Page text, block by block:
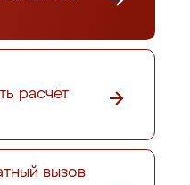
расчёт
вызов